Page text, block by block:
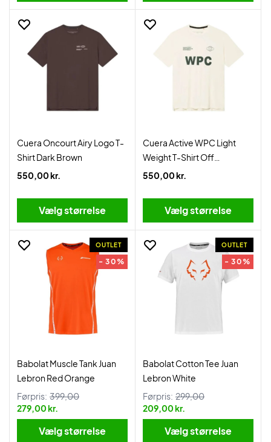
Cuera Oncourt Airy Logo T-
Shirt Dark Brown
550,00 kr.
Vælg størrelse
Cuera Active WPC Light
Weight T-Shirt Off
White/Army
550,00 kr.
Vælg størrelse
OUTLET
- 30%
Babolat Muscle Tank Juan
Lebron Red Orange
Førpris: 399,00
279,00 kr.
Vælg størrelse
OUTLET
- 30%
Babolat Cotton Tee Juan
Lebron White
Førpris: 299,00
209,00 kr.
Vælg størrelse